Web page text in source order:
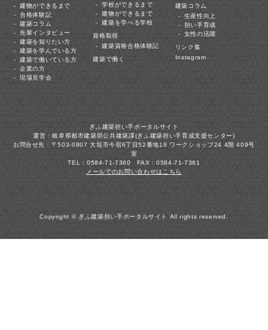
建物ができるまで
合格体験記
建築コラム
先輩インタビュー
建築を知りたい方
建築を学んでいる方
建築で働いている方
企業の方
現場見学会
学校ができるまで
建物ができるまで
建築を学べる学校
資格取得
建築資格合格体験記
建築で働く
建築コラム
生産性向上
担い手育成
女性の活躍
リンク集
Instagram
ぎふ建築担い手ポータルサイト
運営：岐阜県都市建築部公共建築課(ぎふ建築担い手育成支援センター)
お問合せ先：〒503-0807 大垣市今宿6丁目52番地18 ワークショップ24 4階 409号
室
TEL：0584-71-7360 FAX：0584-71-7361
メールでのお問い合わせはこちら
Copyright © ぎふ建築担い手ポータルサイト All rights reserved.